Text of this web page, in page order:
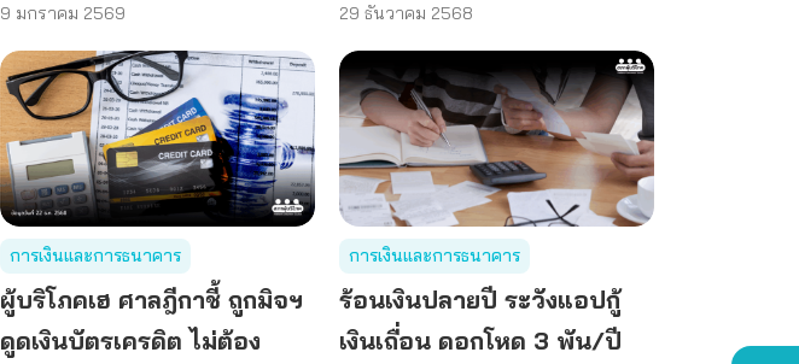
9 มกราคม 2569 29 ธันวาคม 2568
การเงินและการธนาคาร
ผู้บริโภคเฮ ศาลฎีกาชี้ ถูกมิจฯ
ดูดเงินบัตรเครดิต ไม่ต้อง
การเงินและการธนาคาร
ร้อนเงินปลายปี ระวังแอปกู้
เงินเถื่อน ดอกโหด 3 พัน/ปี